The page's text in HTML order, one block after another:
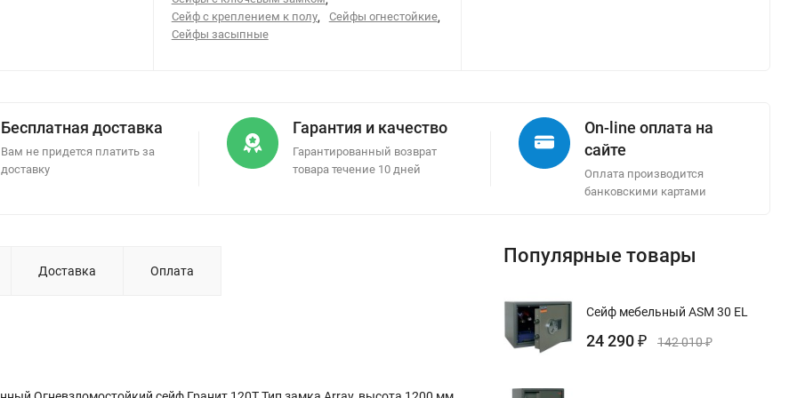
Сейф с креплением к полу, Сейфы огнестойкие,
Сейфы засыпные
Бесплатная доставка
Вам не придется платить за
доставку
Гарантия и качество
Гарантированный возврат
товара течение 10 дней
On-line оплата на
сайте
Оплата производится
банковскими картами
Доставка Оплата
Популярные товары
Сейф мебельный ASM 30 EL
24 290 ₽ 142 010₽